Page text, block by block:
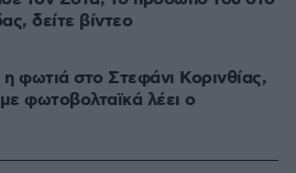
δείτε βίντεο
φωτιά στο Στεφάνι Κορινθίας,
φωτοβολταϊκά λέει ο